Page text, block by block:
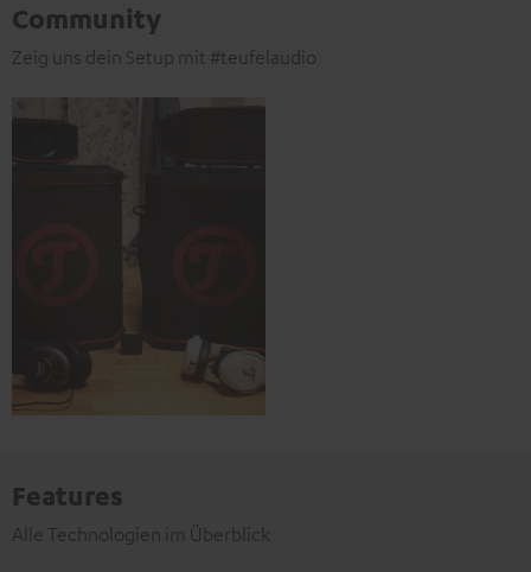
Community
Zeig uns dein Setup mit #teufelaudio
Features
Alle Technologien im Überblick